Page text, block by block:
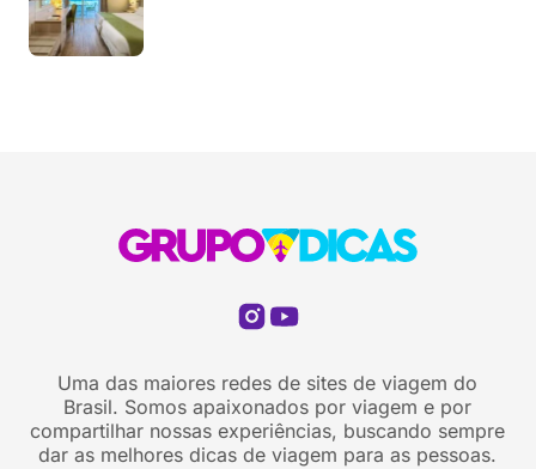
Uma das maiores redes de sites de viagem do
Brasil. Somos apaixonados por viagem e por
compartilhar nossas experiências, buscando sempre
dar as melhores dicas de viagem para as pessoas.